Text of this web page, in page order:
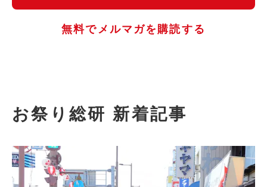
無料でメルマガを購読する
お祭り総研 新着記事